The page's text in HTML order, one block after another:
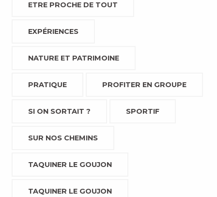
ETRE PROCHE DE TOUT
EXPÉRIENCES
NATURE ET PATRIMOINE
PRATIQUE PROFITER EN GROUPE
SI ON SORTAIT ? SPORTIF
SUR NOS CHEMINS
TAQUINER LE GOUJON
TAQUINER LE GOUJON